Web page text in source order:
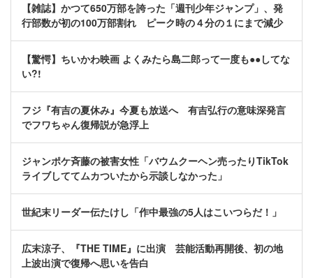
【雑誌】かつて650万部を誇った「週刊少年ジャンプ」、発
行部数が初の100万部割れ ピーク時の４分の１にまで減少
【驚愕】ちいかわ映画 よくみたら島二郎って一度も●●してな
い?!
フジ『有吉の夏休み』今夏も放送へ 有吉弘行の意味深発言
でフワちゃん復帰説が急浮上
ジャンポケ斉藤の被害女性「バウムクーヘン売ったりTikTok
ライブしててムカついたから示談しなかった」
世紀末リーダー伝たけし「作中最強の5人はこいつらだ！」
広末涼子、『THE TIME』に出演 芸能活動再開後、初の地
上波出演で復帰へ思いを告白